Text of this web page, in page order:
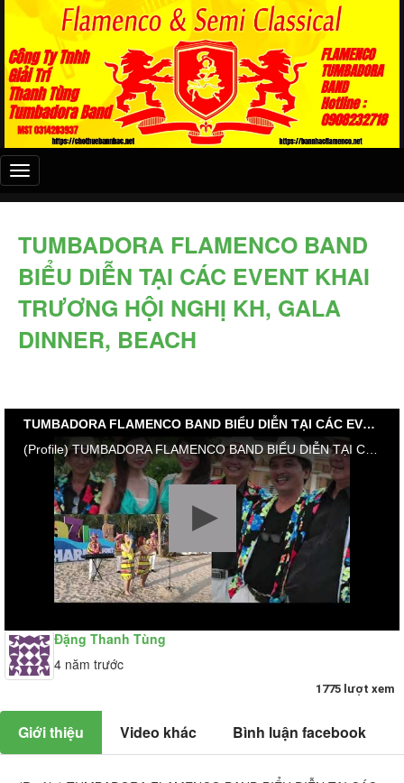
Đây
là
menu
TUMBADORA FLAMENCO BAND
BIỂU DIỄN TẠI CÁC EVENT KHAI
TRƯƠNG HỘI NGHỊ KH, GALA
DINNER, BEACH
TUMBADORA FLAMENCO BAND BIỂU DIỄN TẠI CÁC EVENT KHAI TRƯƠNG HỘI NGHỊ KH, GALA DINNER, BEACH
Đặng Thanh Tùng
4 năm trước
1775 lượt xem
Giới thiệu Video khác Bình luận facebook